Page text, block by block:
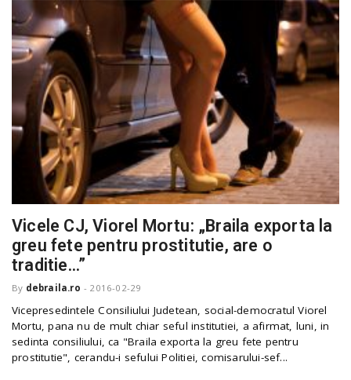
Vicele CJ, Viorel Mortu: „Braila exporta la
greu fete pentru prostitutie, are o
traditie…”
By debraila.ro - 2016-02-29
Vicepresedintele Consiliului Judetean, social-democratul Viorel
Mortu, pana nu de mult chiar seful institutiei, a afirmat, luni, in
sedinta consiliului, ca "Braila exporta la greu fete pentru
prostitutie", cerandu-i sefului Politiei, comisarului-sef...